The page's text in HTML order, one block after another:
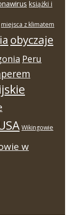
książki i
miejsca z klimatem
obyczaje
Peru
Wikingowie
w